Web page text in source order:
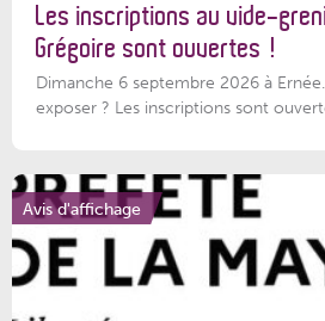
Les inscriptions au vide-
Grégoire sont ouvertes !
Dimanche 6 septembre 2026 à
exposer ? Les inscriptions sont
Avis d'affichage